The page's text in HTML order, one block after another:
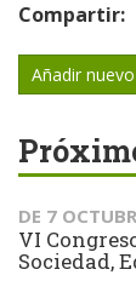
Compartir:
Añadir
DE 7
VI
Sociedad,